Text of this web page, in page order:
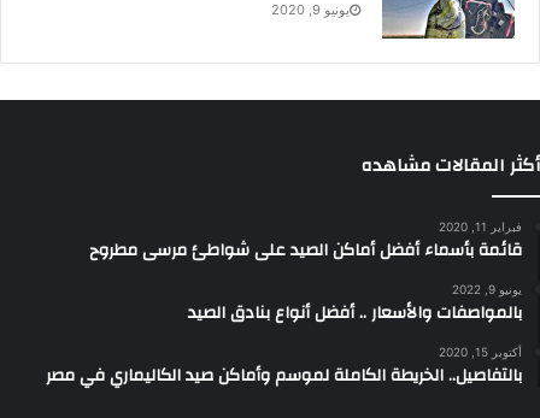
يونيو 9, 2020
أكثر المقالات مشاهده
فبراير 11, 2020
قائمة بأسماء أفضل أماكن الصيد على شواطئ مرسى مطروح
يونيو 9, 2022
بالمواصفات والأسعار .. أفضل أنواع بنادق الصيد
أكتوبر 15, 2020
بالتفاصيل.. الخريطة الكاملة لموسم وأماكن صيد الكاليماري في مصر